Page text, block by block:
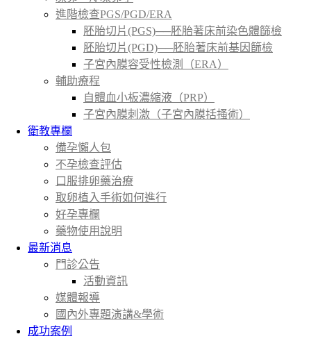
進階檢查PGS/PGD/ERA
胚胎切片(PGS)──胚胎著床前染色體篩檢
胚胎切片(PGD)──胚胎著床前基因篩檢
子宮內膜容受性檢測（ERA）
輔助療程
自體血小板濃縮液（PRP）
子宮內膜刺激（子宮內膜括搔術）
衛教專欄
備孕懶人包
不孕檢查評估
口服排卵藥治療
取卵植入手術如何進行
好孕專欄
藥物使用說明
最新消息
門診公告
活動資訊
媒體報導
國內外專題演講&學術
成功案例